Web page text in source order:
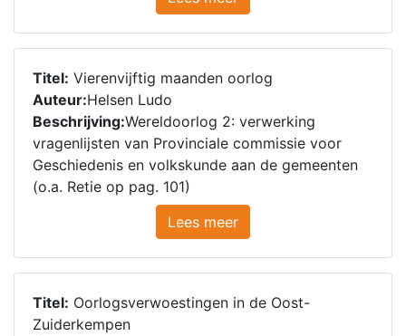
Titel: Vierenvijftig maanden oorlog
Auteur:Helsen Ludo
Beschrijving:Wereldoorlog 2: verwerking
vragenlijsten van Provinciale commissie voor
Geschiedenis en volkskunde aan de gemeenten
(o.a. Retie op pag. 101)
Lees meer
Titel: Oorlogsverwoestingen in de Oost-
Zuiderkempen